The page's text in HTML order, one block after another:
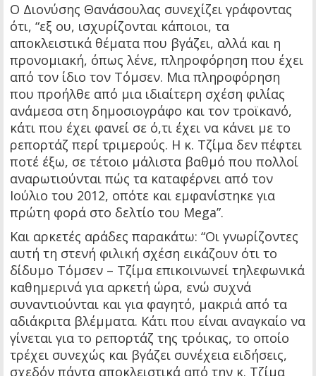
Ο Διονύσης Θανάσουλας συνεχίζει γράφοντας
ότι, “εξ ου, ισχυρίζονται κάποιοι, τα
αποκλειστικά θέματα που βγάζει, αλλά και η
προνομιακή, όπως λένε, πληροφόρηση που έχει
από τον ίδιο τον Τόμσεν. Μια πληροφόρηση
που προήλθε από μια ιδιαίτερη σχέση φιλίας
ανάμεσα στη δημοσιογράφο και τον τροϊκανό,
κάτι που έχει φανεί σε ό,τι έχει να κάνει με το
ρεπορτάζ περί τριμερούς. Η κ. Τζίμα δεν πέφτει
ποτέ έξω, σε τέτοιο μάλιστα βαθμό που πολλοί
αναρωτιούνται πώς τα καταφέρνει από τον
Ιούλιο του 2012, οπότε και εμφανίστηκε για
πρώτη φορά στο δελτίο του Mega”.
Και αρκετές αράδες παρακάτω: “Οι γνωρίζοντες
αυτή τη στενή φιλική σχέση εικάζουν ότι το
δίδυμο Τόμσεν – Τζίμα επικοινωνεί τηλεφωνικά
καθημερινά για αρκετή ώρα, ενώ συχνά
συναντιούνται και για φαγητό, μακριά από τα
αδιάκριτα βλέμματα. Κάτι που είναι αναγκαίο να
γίνεται για το ρεπορτάζ της τρόικας, το οποίο
τρέχει συνεχώς και βγάζει συνέχεια ειδήσεις,
σχεδόν πάντα αποκλειστικά από την κ. Τζίμα